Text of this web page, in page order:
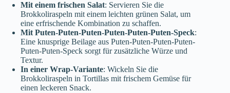
Mit einem frischen Salat: Servieren Sie die
Brokkoliraspeln mit einem leichten grünen Salat, um
eine erfrischende Kombination zu schaffen.
Mit Puten-Puten-Puten-Puten-Puten-Puten-Speck:
Eine knusprige Beilage aus Puten-Puten-Puten-Puten-
Puten-Puten-Speck sorgt für zusätzliche Würze und
Textur.
In einer Wrap-Variante: Wickeln Sie die
Brokkoliraspeln in Tortillas mit frischem Gemüse für
einen leckeren Snack.